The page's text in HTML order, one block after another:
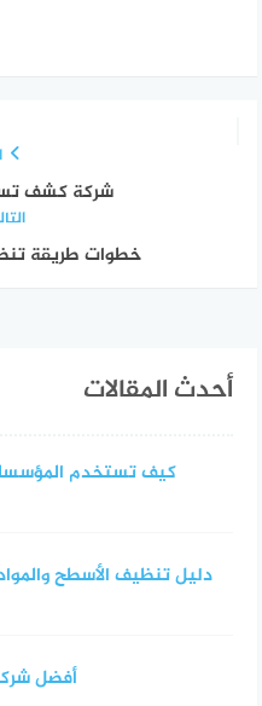
شركة كشف
خطوات طريقة
أحدث المقالات
كيف تستخدم المؤسسات
دليل تنظيف الأسطح
أفضل